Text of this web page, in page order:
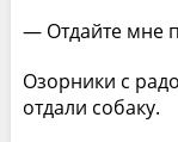
— Отдайте мне
Озорники с
отдали собаку.